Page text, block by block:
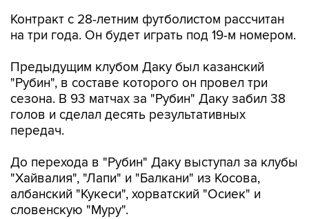
Контракт с 28-летним футболистом рассчитан
на три года. Он будет играть под 19-м номером.
Предыдущим клубом Даку был казанский
"Рубин", в составе которого он провел три
сезона. В 93 матчах за "Рубин" Даку забил 38
голов и сделал десять результативных
передач.
До перехода в "Рубин" Даку выступал за клубы
"Хайвалия", "Лапи" и "Балкани" из Косова,
албанский "Кукеси", хорватский "Осиек" и
словенскую "Муру".